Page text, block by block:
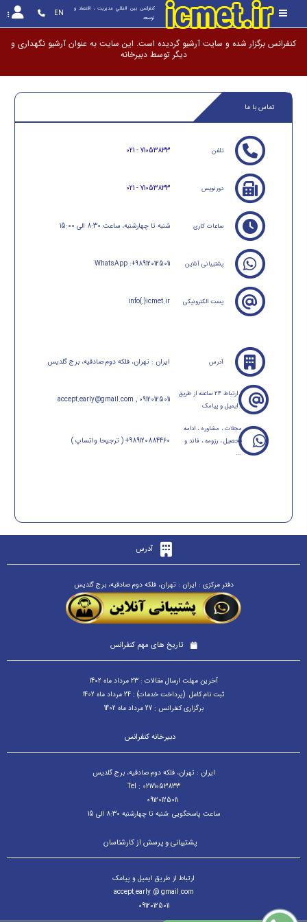
توسعه
EN
کنفرانس برگزار شده و سایت آرشیو گردیده است. این سایت به عنوان آرشیو نگهداری و
دیگر توسط دب
تماس با ما
تلفن 021 - 71053833
دورنویس 021 - 71053833
ساعات کاری شنبه تا چهارشنبه، ساعت 8:30 الی 15:00
پشتیبانی آنلاین WhatsApp :+989120125011
پست الکترونیکی info{.}icmet.ir
آدرس ایران : تهران، فلکه دوم صادقیه، برج گلدیس
ارتباط 24 ساعته از طریق
ایمیل و پیامک
accept.early@gmail.com , 09120125011
مجلات ، مشاوره ، ادامه
تحصیل ، رزومه ، فاند و
...
989120884460+ ( ترجیحا واتساپ )
آدرس
دفتر مرکزی : ایران : تهران، فلکه دوم صادقیه، برج گلدیس
تاریخ های مهم کنفرانس
آخرین مهلت ارسال مقالات : 23 مرداد ماه 1402
ثبت نام کامل (پرداخت خدمات) : 24 مرداد ماه 1402
برگزاری کنفرانس : 27 مرداد ماه 1402
دبیرخانه کنفرانس
ایران : تهران، فلکه دوم صادقیه، برج گلدیس
Tel : 02171053833
09120125011
ساعت پاسخگویی :شنبه تا چهارشنبه 8:30 الی 15
پشتیبانی و پرسش از کارشناسان
ارتباط از طریق ایمیل و پیامک
accept.early @ gmail.com
09120125011